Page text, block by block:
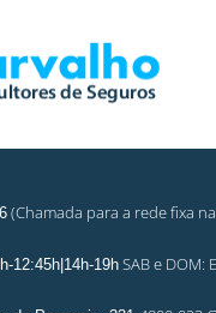
(Chamada para a rede fixa
12:45h|14h-19hSAB e DOM: